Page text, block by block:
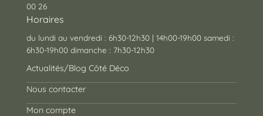
00 26
Horaires
du lundi au vendredi : 6h30-12h30 | 14h00-19h00 samedi :
6h30-19h00 dimanche : 7h30-12h30
Actualités/Blog Côté Déco
Nous contacter
Mon compte